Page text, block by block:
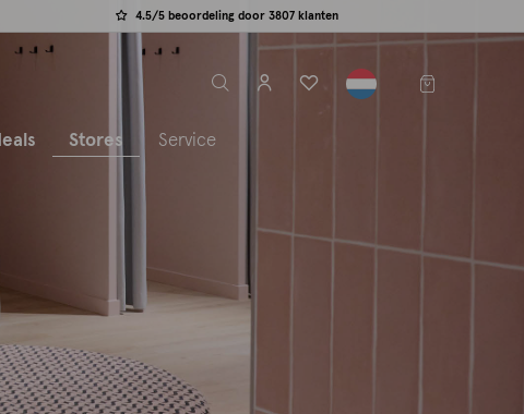
4.5/5 beoordeling door 3807 klanten
label.header.toggle
Stores Service